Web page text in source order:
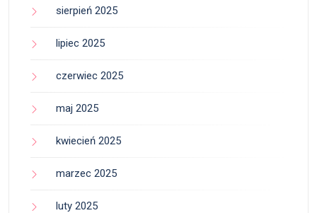
sierpień 2025
lipiec 2025
czerwiec 2025
maj 2025
kwiecień 2025
marzec 2025
luty 2025